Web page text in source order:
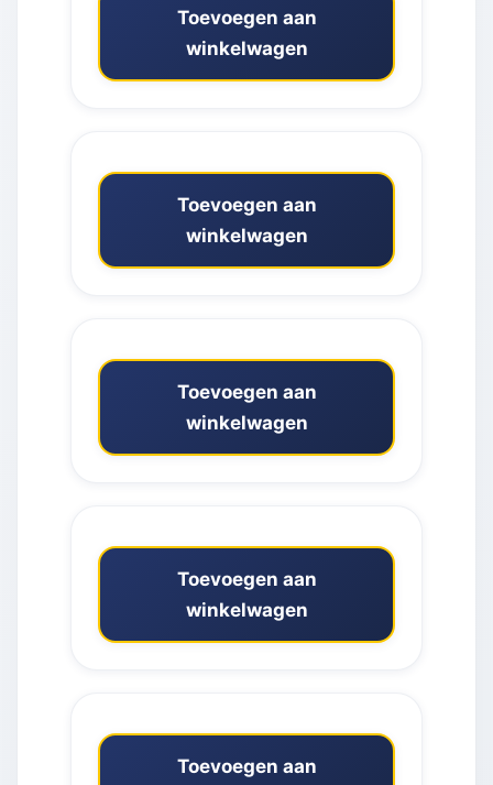
Toevoegen aan
winkelwagen
Toevoegen aan
winkelwagen
Toevoegen aan
winkelwagen
Toevoegen aan
winkelwagen
Toevoegen aan